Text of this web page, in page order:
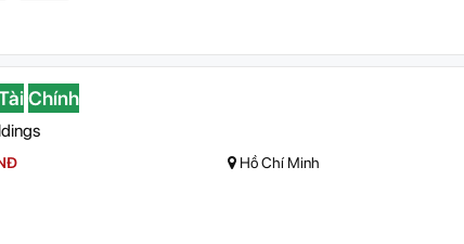
Chính
Hồ Chí Minh